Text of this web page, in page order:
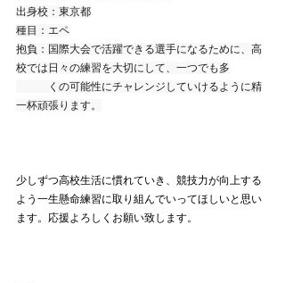
出身校：東京都
種目：エペ
抱負：国際大会で活躍できる選手になるために、高
校では日々の練習を大切にして、一つでも多
くの可能性にチャレンジしていけるように精
一杯頑張ります。
少しずつ高校生活に慣れていき、競技力が向上する
よう一生懸命練習に取り組んでいってほしいと思い
ます。応援よろしくお願い致します。